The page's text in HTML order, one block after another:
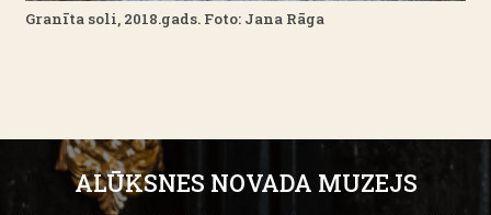
Granīta soli, 2018.gads. Foto: Jana Rāga
ALŪKSNES NOVADA MUZEJS